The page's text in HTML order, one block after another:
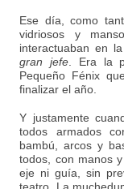
Ese día, como
vidriosos y
interactuaban en
gran jefe . Era la
Pequeño Fénix
finalizar el año.
Y justamente
todos armados
bambú, arcos y
todos, con manos
eje ni guía, sin